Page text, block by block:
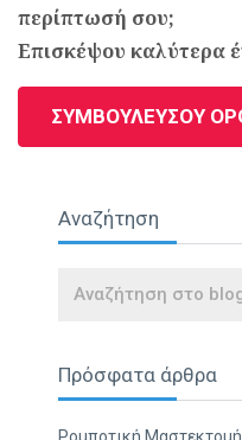
περίπτωσή σου;
Επισκέψου καλύτερα
ΣΥΜΒΟΥΛΕΥΣΟΥ
Αναζήτηση
Πρόσφατα άρθρα